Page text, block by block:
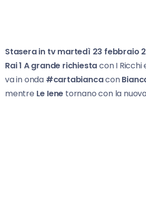
Stasera in tv martedì 23 febbraio
Rai 1 A grande richiestacon I Ricchi
va in onda #cartabiancacon
mentre Le Iene tornano con la